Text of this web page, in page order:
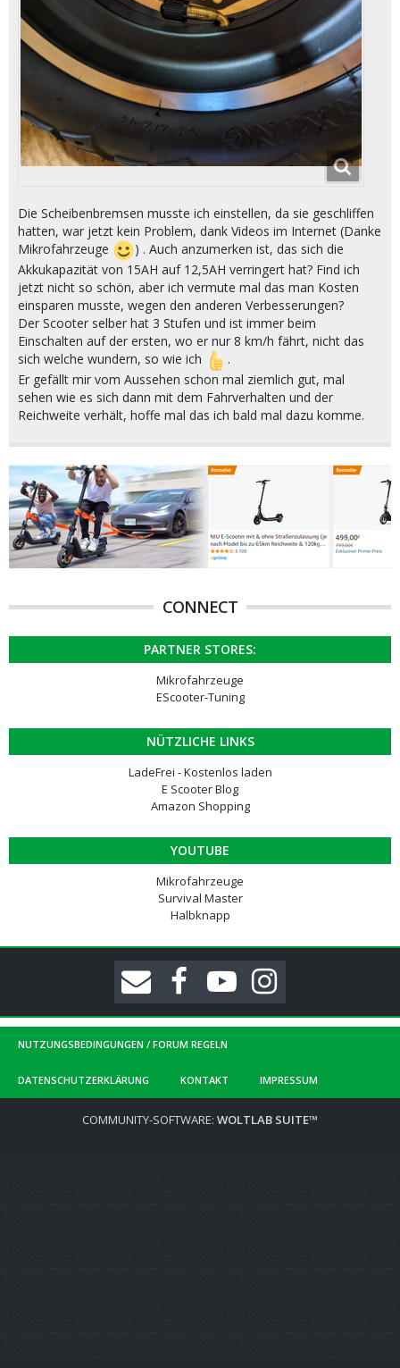
Die Scheibenbremsen musste ich einstellen, da sie geschliffen
hatten, war jetzt kein Problem, dank Videos im Internet (Danke
Mikrofahrzeuge
) . Auch anzumerken ist, das sich die
Akkukapazität von 15AH auf 12,5AH verringert hat? Find ich
jetzt nicht so schön, aber ich vermute mal das man Kosten
einsparen musste, wegen den anderen Verbesserungen?
Der Scooter selber hat 3 Stufen und ist immer beim
Einschalten auf der ersten, wo er nur 8 km/h fährt, nicht das
sich welche wundern, so wie ich
.
Er gefällt mir vom Aussehen schon mal ziemlich gut, mal
sehen wie es sich dann mit dem Fahrverhalten und der
Reichweite verhält, hoffe mal das ich bald mal dazu komme.
CONNECT
PARTNER STORES:
Mikrofahrzeuge
EScooter-Tuning
NÜTZLICHE LINKS
LadeFrei - Kostenlos laden
E Scooter Blog
Amazon Shopping
YOUTUBE
Mikrofahrzeuge
Survival Master
Halbknapp
NUTZUNGSBEDINGUNGEN / FORUM REGELN
DATENSCHUTZERKLÄRUNG KONTAKT IMPRESSUM
COMMUNITY-SOFTWARE: WOLTLAB SUITE™